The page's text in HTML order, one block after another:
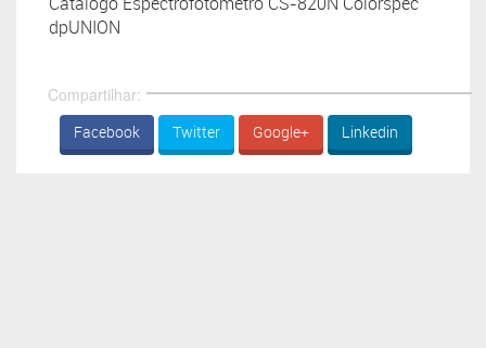
dpUNION
Compartilhar:
Facebook Twitter Google+ Linkedin